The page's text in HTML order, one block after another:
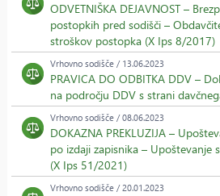
ODVETNIŠKA DEJAVNOST –
postopkih pred sodišči –
stroškov postopka (X Ips 8/2017)
Vrhovno sodišče / 13.06.2023
PRAVICA DO ODBITKA DDV –
na področju DDV s strani
Vrhovno sodišče / 08.06.2023
DOKAZNA PREKLUZIJA –
po izdaji zapisnika – Upoštevanje
(X Ips 51/2021)
Vrhovno sodišče / 20.01.2023